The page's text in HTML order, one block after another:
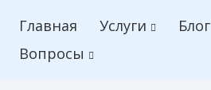
Главная Услуги Блог
Вопросы